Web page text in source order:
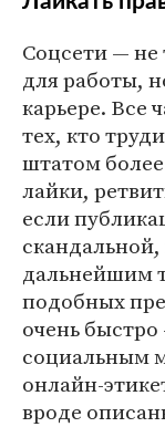
Соцсети —
для работы,
карьере. Все
тех, кто
штатом
лайки,
если
дальнейшим
подобных
очень
социальным
онлайн-
вроде